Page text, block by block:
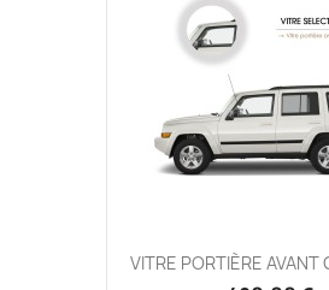
VITRE PORTIÈRE AVANT